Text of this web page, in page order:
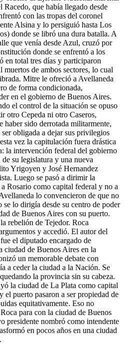
que había llegado desde
con las tropas del coronel
Alsina y lo persiguió hasta Los
donde se libró una dura batalla. A
que venía desde Azul, cruzó por
donde se enfrentó a los
en total tres días y participaron
de ambos sectores, lo cual
Mitre le ofreció a Avellaneda
de forma condicionada,
en el gobierno de Buenos Aires.
el control de la situación se opuso
otro Cepeda ni otro Caseros,
haber sido derrotada militarmente,
obligada a dejar sus privilegios
vez la capitulación fuera drástica
la intervención federal del gobierno
su legislatura y una nueva
Yrigoyen y José Hernandez
Luego se pasó a dirimir la
Rosario como capital federal y no a
lo convencieron de que no
se lo dirigía desde su centro de poder
de Buenos Aires con su puerto.
rebelión de Tejedor. Roca
y accedió. El autor del
el diputado encargado de
ciudad de Buenos Aires en la
un memorable debate con
a ceder la ciudad a la Nación. Se
la provincia sin su cabeza.
la ciudad de La Plata como capital
el puerto pasaron a ser propiedad de
equitativamente. Eso no
para con la ciudad de Buenos
presidente nombró como intendente
en pocos años en una ciudad